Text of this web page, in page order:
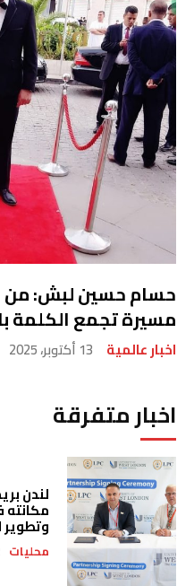
حسام حسين لبش: من
مسيرة تجمع الكلمة
اخبار عالمية 13 أكتوبر، 2025
اخبار متفرقة
لندن
وتطوير
محليات